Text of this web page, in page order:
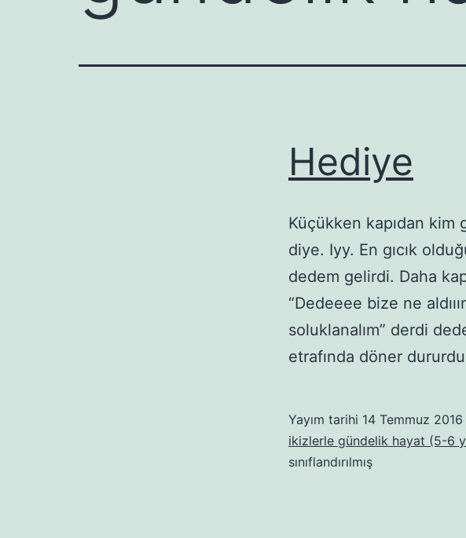
Hediye
Küçükken kapıdan kim
diye. Iyy. En gıcık
dedem gelirdi. Daha
“Dedeeee bize ne
soluklanalım” derdi
etrafında döner
Yayım tarihi 14 Temmuz 2016
ikizlerle gündelik hayat (5-6
sınıflandırılmış